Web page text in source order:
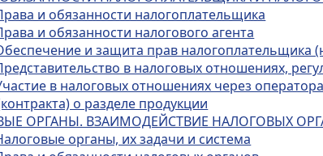
и обязанности налогоплательщика
и обязанности налогового агента
и защита прав налогоплательщика
в налоговых отношениях,
в налоговых отношениях через
о разделе продукции
ОРГАНЫ. ВЗАИМОДЕЙСТВИЕ
органы, их задачи и система